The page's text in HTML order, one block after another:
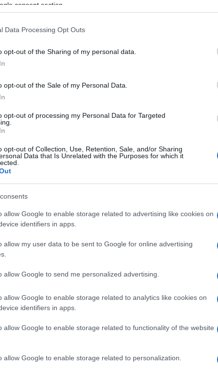
consent section.
Data Processing Opt Outs
opt-out of the Sharing of my personal data.
opt-out of the Sale of my Personal Data.
opt-out of processing my Personal Data for Targeted
opt-out of Collection, Use, Retention, Sale, and/or Sharing
Data that Is Unrelated with the Purposes for which it
allow Google to enable storage related to advertising like cookies on
identifiers in apps.
allow my user data to be sent to Google for online advertising
allow Google to send me personalized advertising.
allow Google to enable storage related to analytics like cookies on
identifiers in apps.
allow Google to enable storage related to functionality of the website
allow Google to enable storage related to personalization.
2020
Wii, aparecen con relativa frecuencia juegos más
estos títulos sería Xenoblade, que los japoneses disfrutarán en
scans y notas de la semana
05)
semana para la publicación Famitsu, ya que, a diferencia de
números, no trae ni primicias de juegos nuevos, ni reviews
dedicado al nuevo Yakuza de PSP,…
detalles y nuevas
sobre las misiones
mayo, 2020
a Xenoblade: las misiones secundarias y relaciones
personajes. Gracias a la web oficial del juego, tenemos toda
Nuevos vídeos de uno
los RPG más esperados para Wii
importancia de un buen nombre en un videojuego es
más valientes que un título comercial y aburrido. Es por ello
Xenoblade es un…